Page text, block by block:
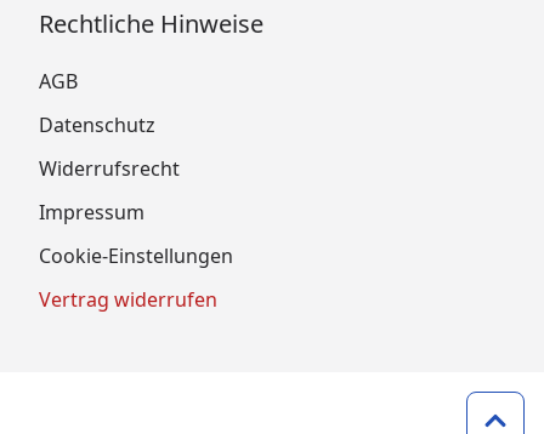
Rechtliche Hinweise
AGB
Datenschutz
Widerrufsrecht
Impressum
Cookie-Einstellungen
Vertrag widerrufen